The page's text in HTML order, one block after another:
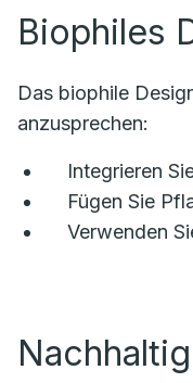
Biophiles
Das biophile
anzusprechen:
Integrieren
Fügen Sie
Verwenden